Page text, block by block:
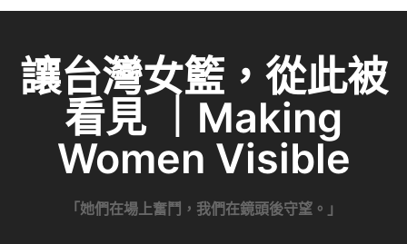
讓台灣女籃，從此被
看見 ｜Making
Women Visible
「她們在場上奮鬥，我們在鏡頭後守望。」